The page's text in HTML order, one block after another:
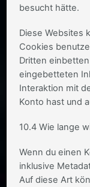
besucht hätte.
Diese Websites
Cookies
Dritten
eingebetteten
Interaktion mit
Konto hast und
10.4 Wie lange
Wenn du einen
inklusive
Auf diese Art